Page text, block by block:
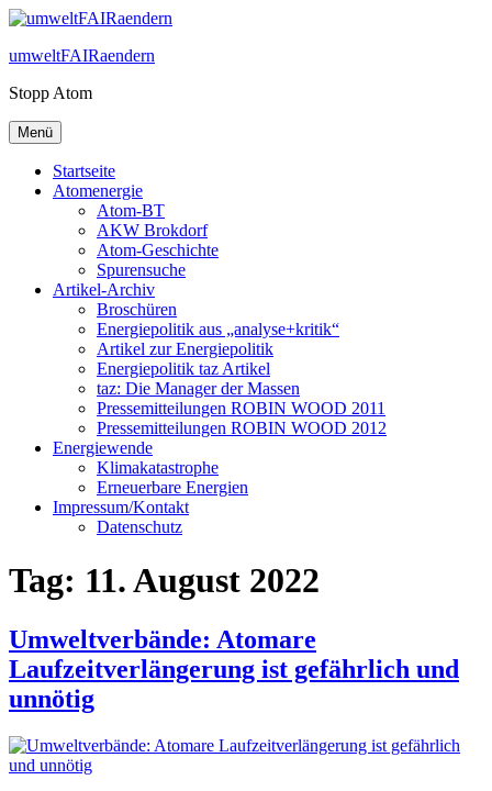
Zum
springen
umweltFAIRaendern
Stopp Atom
Menü
Startseite
Atomenergie
Atom-BT
AKW Brokdorf
Atom-Geschichte
Spurensuche
Artikel-Archiv
Broschüren
Energiepolitik aus „analyse+kritik“
Artikel zur Energiepolitik
Energiepolitik taz Artikel
taz: Die Manager der Massen
Pressemitteilungen ROBIN WOOD 2011
Pressemitteilungen ROBIN WOOD 2012
Energiewende
Klimakatastrophe
Erneuerbare Energien
Impressum/Kontakt
Datenschutz
Tag: 11. August 2022
Umweltverbände: Atomare
Laufzeitverlängerung ist gefährlich und
unnötig